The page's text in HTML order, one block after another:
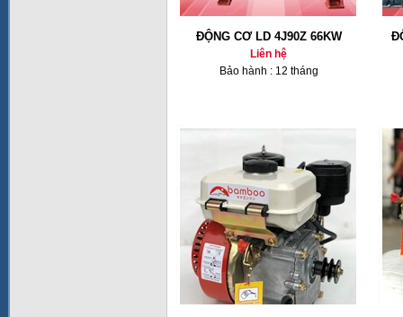
ĐỘNG CƠ LD 4J90Z 66KW
Liên hệ
Bảo hành : 12 tháng